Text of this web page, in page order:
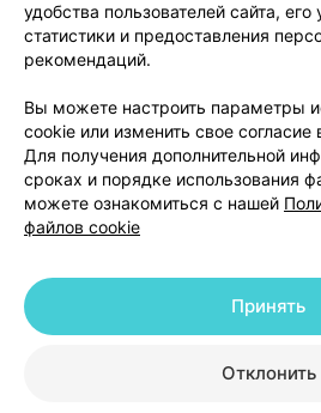
Размещение рекламы
Публичный договор
Способы оплаты
Написать
Написать в
Персональные
© 2026 ООО «Артокс Лаб», УНП 191700409 |
+375 291212755
удобства пользователей сайта,
статистики и предоставления
рекомендаций.
Вы можете настроить параметры
cookie или изменить свое
Для получения дополнительной
сроках и порядке использования
можете ознакомиться с нашей
файлов cookie
Отклонить
Принять